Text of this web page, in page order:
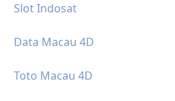
Slot Indosat
Data Macau 4D
Toto Macau 4D